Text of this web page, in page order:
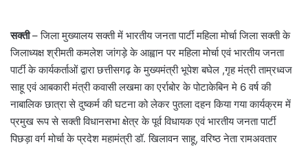
सक्ती– जिला मुख्यालय सक्ती में भारतीय जनता पार्टी महिला मोर्चा जिला सक्ती के
जिलाध्यक्ष श्रीमती कमलेश जांगड़े के आह्वान पर महिला मोर्चा एवं भारतीय जनता
पार्टी के कार्यकर्ताओं द्वारा छत्तीसगढ़ के मुख्यमंत्री भूपेश बघेल ,गृह मंत्री ताम्रध्वज
साहू एवं आबकारी मंत्री कवासी लखमा का एर्राबोर के पोटाकेबिन मे 6 वर्ष की
नाबालिक छात्रा से दुष्कर्म की घटना को लेकर पुतला दहन किया गया कार्यक्रम में
प्रमुख रूप से सक्ती विधानसभा क्षेत्र के पूर्व विधायक एवं भारतीय जनता पार्टी
पिछड़ा वर्ग मोर्चा के प्रदेश महामंत्री डॉ. खिलावन साहू, वरिष्ठ नेता रामअवतार